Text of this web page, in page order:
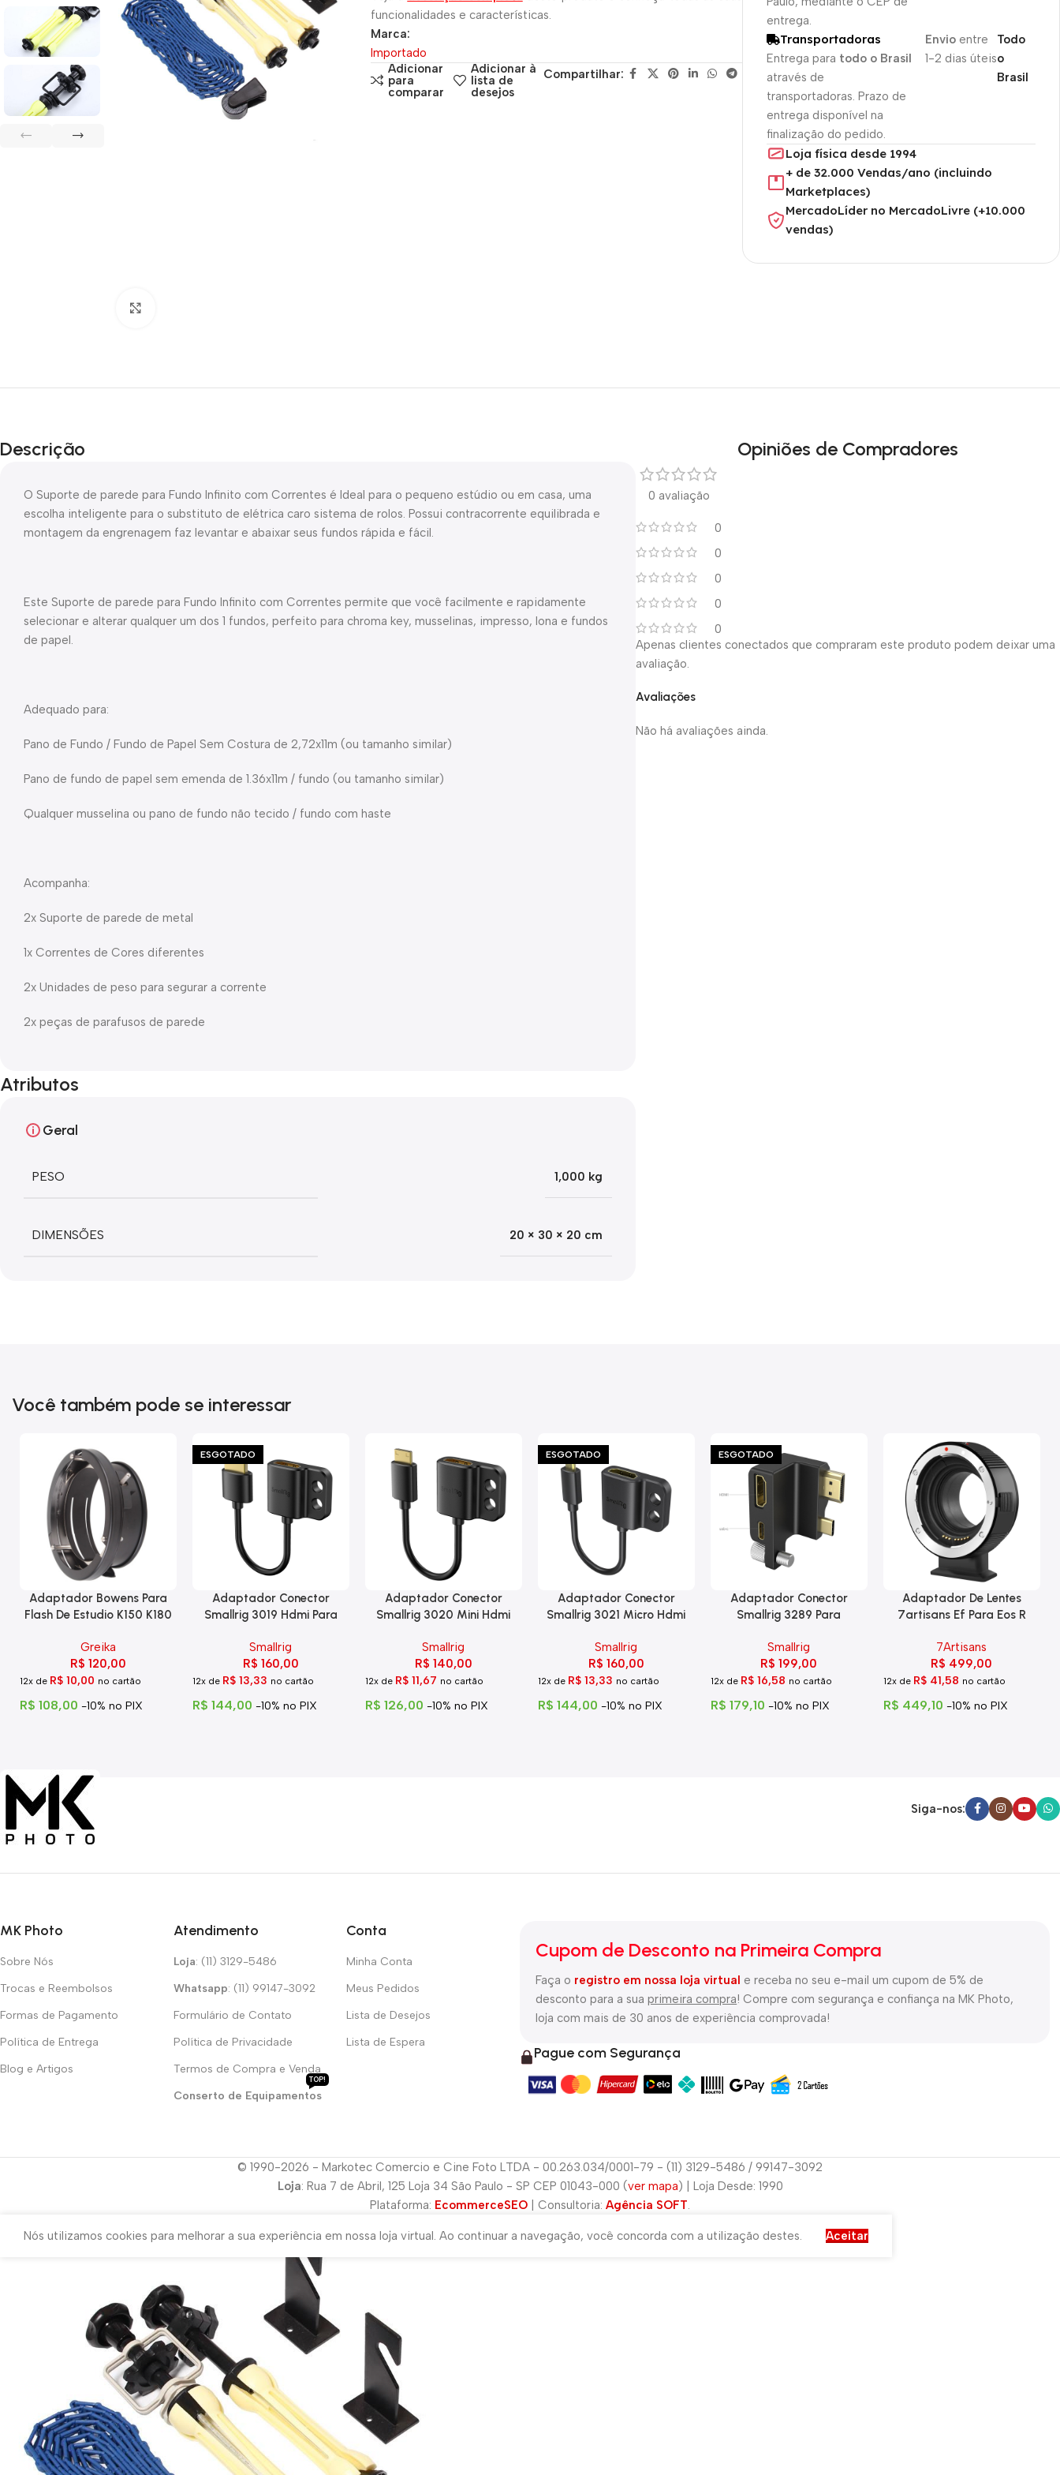
funcionalidades e características.
Marca:
Importado
Adicionar
para
comparar
Adicionar à
lista de
desejos
Compartilhar:
entrega.
Transportadoras
Entrega para todo o Brasil
através de
transportadoras. Prazo de
entrega disponível na
finalização do pedido.
Envio entre
1-2 dias úteis
Todo
o
Brasil
Loja física desde 1994
+ de 32.000 Vendas/ano (incluindo
Marketplaces)
MercadoLíder no MercadoLivre (+10.000
vendas)
Descrição
O Suporte de parede para Fundo Infinito com Correntes é Ideal para o pequeno estúdio ou em casa, uma
escolha inteligente para o substituto de elétrica caro sistema de rolos. Possui contracorrente equilibrada e
montagem da engrenagem faz levantar e abaixar seus fundos rápida e fácil.
Este Suporte de parede para Fundo Infinito com Correntes permite que você facilmente e rapidamente
selecionar e alterar qualquer um dos 1 fundos, perfeito para chroma key, musselinas, impresso, lona e fundos
de papel.
Adequado para:
Pano de Fundo / Fundo de Papel Sem Costura de 2,72x11m (ou tamanho similar)
Pano de fundo de papel sem emenda de 1.36x11m / fundo (ou tamanho similar)
Qualquer musselina ou pano de fundo não tecido / fundo com haste
Acompanha:
2x Suporte de parede de metal
1x Correntes de Cores diferentes
2x Unidades de peso para segurar a corrente
2x peças de parafusos de parede
Atributos
Geral
PESO 1,000 kg
DIMENSÕES 20 × 30 × 20 cm
Opiniões de Compradores
0 avaliação
0
0
0
0
0
Avaliações
Não há avaliações ainda.
Apenas clientes conectados que compraram este produto podem deixar uma
avaliação.
Você também pode se interessar
Adaptador Bowens Para
Flash De Estudio K150 K180
Greika
R$ 120,00
12x de R$ 10,00 no cartão
R$ 108,00 -10% no PIX
ESGOTADO
Adaptador Conector
Smallrig 3019 Hdmi Para
Smallrig
R$ 160,00
12x de R$13,33 no cartão
R$ 144,00 -10% no PIX
Adaptador Conector
Smallrig 3020 Mini Hdmi
Smallrig
R$ 140,00
12x de R$11,67 no cartão
R$ 126,00 -10% no PIX
ESGOTADO
Adaptador Conector
Smallrig 3021 Micro Hdmi
Smallrig
R$ 160,00
12x de R$13,33 no cartão
R$ 144,00 -10% no PIX
ESGOTADO
Adaptador Conector
Smallrig 3289 Para
Smallrig
R$ 199,00
12x de R$16,58 no cartão
R$ 179,10 -10% no PIX
Adaptador De Lentes
7artisans Ef Para Eos R
7Artisans
R$ 499,00
12x de R$41,58 no cartão
R$ 449,10 -10% no PIX
Siga-nos:
MK Photo
Sobre Nós
Trocas e Reembolsos
Formas de Pagamento
Política de Entrega
Blog e Artigos
Atendimento
Loja: (11) 3129-5486
Whatsapp: (11) 99147-3092
Formulário de Contato
Política de Privacidade
Termos de Compra e Venda
Conserto de Equipamentos
TOP!
Conta
Minha Conta
Meus Pedidos
Lista de Desejos
Lista de Espera
Cupom de Desconto na Primeira Compra
Faça o registro em nossa loja virtual e receba no seu e-mail um cupom de 5% de
desconto para a suaprimeira compra! Compre com segurança e confiança na MK Photo,
loja com mais de 30 anos de experiência comprovada!
Pague com Segurança
© 1990-2026 - Markotec Comercio e Cine Foto LTDA - 00.263.034/0001-79 - (11) 3129-5486 / 99147-3092
Loja: Rua 7 de Abril, 125 Loja 34 São Paulo - SP CEP 01043-000 (ver mapa) | Loja Desde: 1990
Plataforma: EcommerceSEO | Consultoria: Agência SOFT
Nós utilizamos cookies para melhorar a sua experiência em nossa loja virtual. Ao continuar a navegação, você concorda com a utilização destes. Aceitar